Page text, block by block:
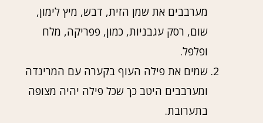
מערבבים את שמן הזית, דבש, מיץ לימון,
שום, רסק עגבניות, כמון, פפריקה, מלח
ופלפל.
שמים את פילה העוף בקערה עם המרינדה
ומערבבים היטב כך שכל פילה יהיה מצופה
בתערובת.